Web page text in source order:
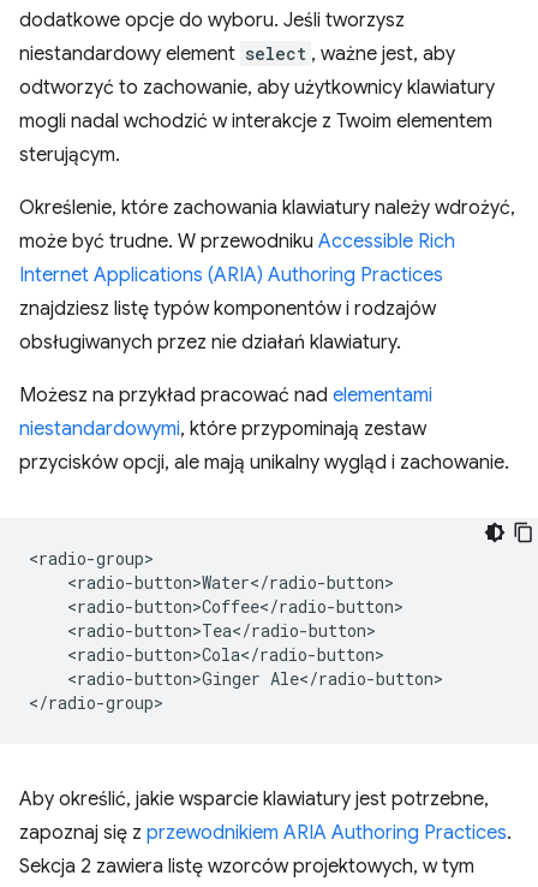
dodatkowe opcje do wyboru. Jeśli tworzysz
niestandardowy element select , ważne jest, aby
odtworzyć to zachowanie, aby użytkownicy klawiatury
mogli nadal wchodzić w interakcje z Twoim elementem
sterującym.
Określenie, które zachowania klawiatury należy wdrożyć,
może być trudne. W przewodniku Accessible Rich
Internet Applications (ARIA) Authoring Practices
znajdziesz listę typów komponentów i rodzajów
obsługiwanych przez nie działań klawiatury.
Możesz na przykład pracować nad elementami
niestandardowymi, które przypominają zestaw
przycisków opcji, ale mają unikalny wygląd i zachowanie.
<radio-group>
    <radio-button>Water</radio-button>
    <radio-button>Coffee</radio-button>
    <radio-button>Tea</radio-button>
    <radio-button>Cola</radio-button>
    <radio-button>Ginger Ale</radio-button>
Aby określić, jakie wsparcie klawiatury jest potrzebne,
zapoznaj się z przewodnikiem ARIA Authoring Practices.
Sekcja 2 zawiera listę wzorców projektowych, w tym